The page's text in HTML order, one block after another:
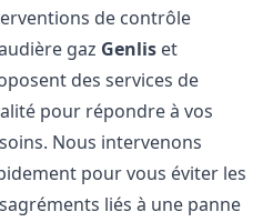
de contrôle
gaz Genlis et
des services de
pour répondre à vos
Nous intervenons
pour vous éviter les
liés à une panne